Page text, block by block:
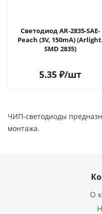
Светодиод AR-2835-SAE-
Peach (3V, 150mA)
SMD 2835)
5.35 ₽/шт
ЧИП-светодиоды
монтажа.
О